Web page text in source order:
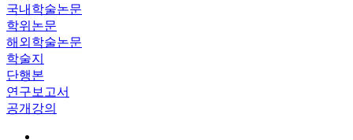
국내학술논문
학위논문
해외학술논문
학술지
단행본
연구보고서
공개강의